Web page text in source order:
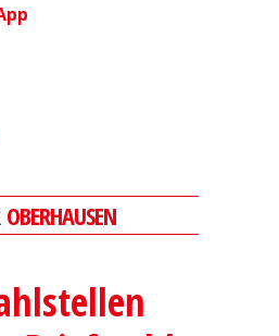
OBERHAUSEN